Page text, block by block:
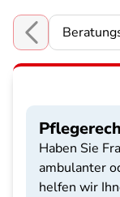
Choose a section
Haben Sie
ambulanter
helfen wir